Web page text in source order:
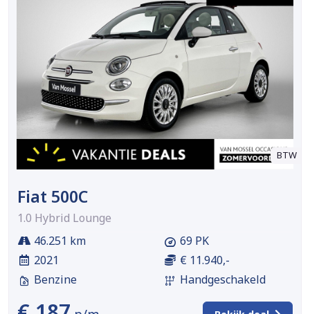
BTW
Fiat 500C
1.0 Hybrid Lounge
46.251 km
2021
Benzine
69 PK
€ 11.940,-
Handgeschakeld